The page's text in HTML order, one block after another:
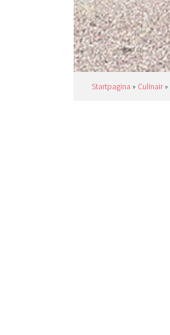
Startpagina » Culinair»